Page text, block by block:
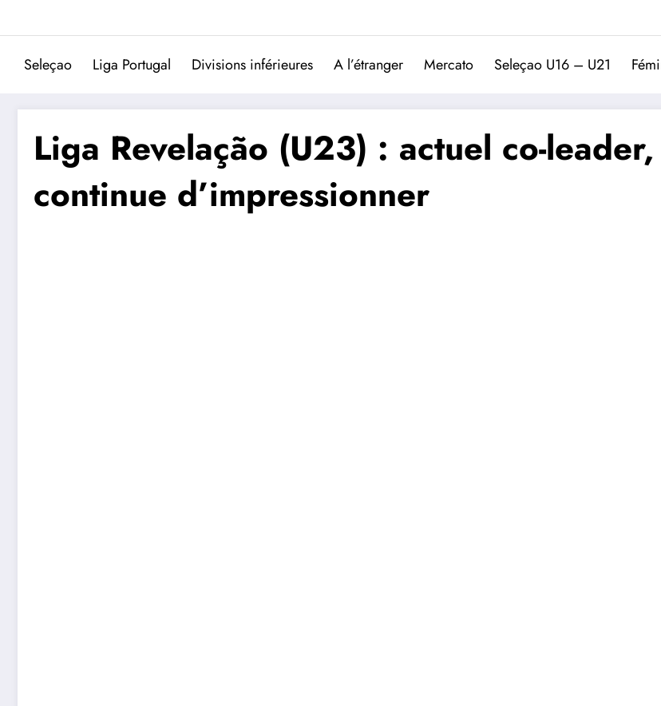
Trivela
L'actualité du
Seleçao Liga Portugal Divisions inférieures A l’étranger Mercato Seleçao U16 – U21
Liga Revelação (U23) : actuel co-
continue d’impressionner